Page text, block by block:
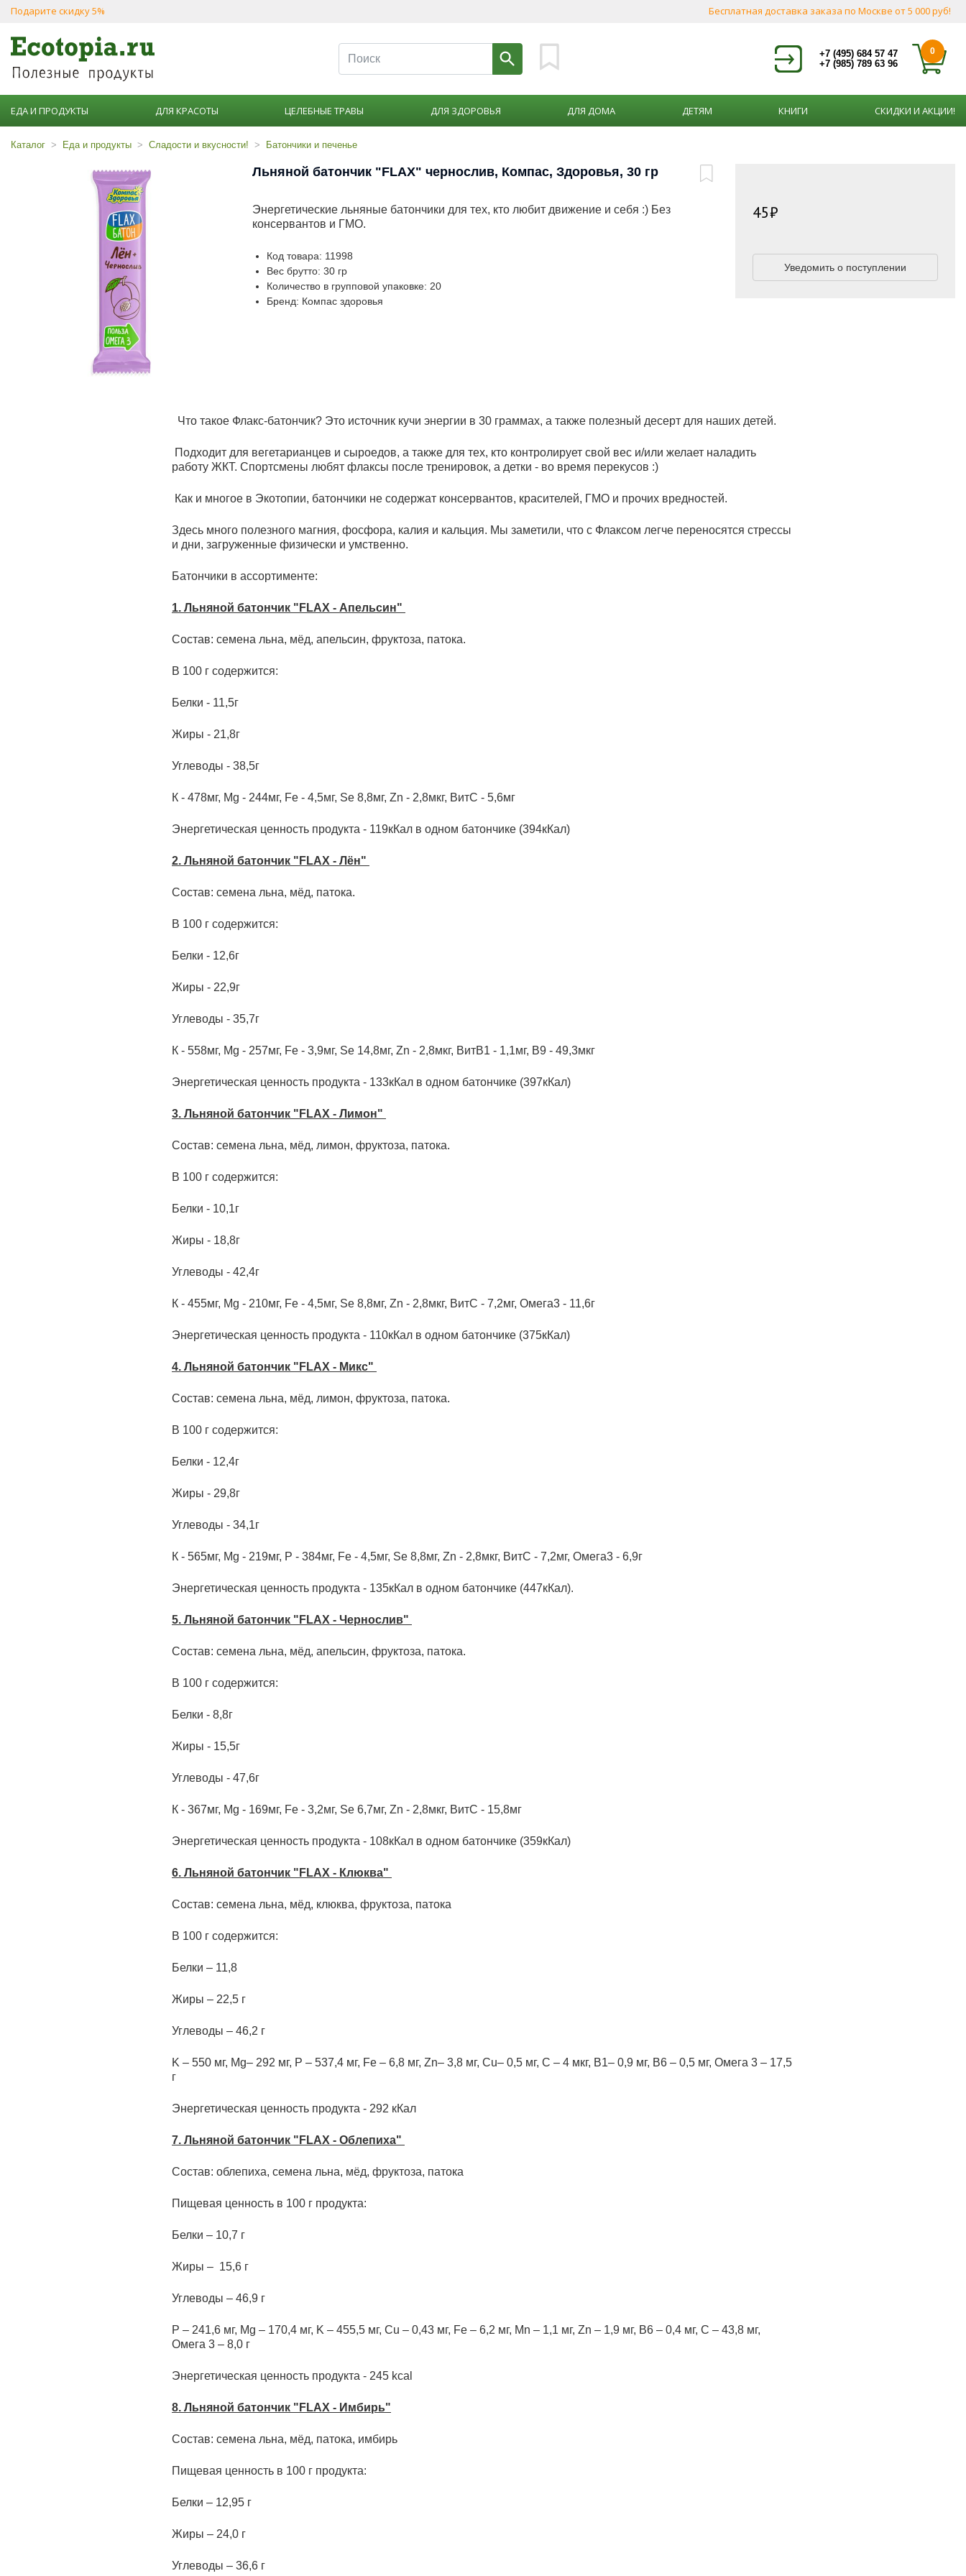
Подарите скидку 5% Бесплатная доставка заказа по Москве от 5 000 руб!
+7 (495) 684 57 47
+7 (985) 789 63 96
0
ЕДА И ПРОДУКТЫ ДЛЯ КРАСОТЫ ЦЕЛЕБНЫЕ ТРАВЫ ДЛЯ ЗДОРОВЬЯ ДЛЯ ДОМА ДЕТЯМ КНИГИ СКИДКИ И АКЦИИ!
Каталог Еда и продукты Сладости и вкусности! Батончики и печенье
Льняной батончик "FLAX" чернослив, Компас, Здоровья, 30 гр
Энергетические льняные батончики для тех, кто любит движение и себя :) Без
консервантов и ГМО.
Код товара: 11998
Вес брутто: 30 гр
Количество в групповой упаковке: 20
Бренд: Компас здоровья
45
Уведомить о поступлении
Что такое Флакс-батончик? Это источник кучи энергии в 30 граммах, а также полезный десерт для наших детей.
Подходит для вегетарианцев и сыроедов, а также для тех, кто контролирует свой веc и/или желает наладить
работу ЖКТ. Спортсмены любят флаксы после тренировок, а детки - во время перекусов :)
Как и многое в Экотопии, батончики не содержат консервантов, красителей, ГМО и прочих вредностей.
Здесь много полезного магния, фосфора, калия и кальция. Мы заметили, что с Флаксом легче переносятся стрессы
и дни, загруженные физически и умственно.
Батончики в ассортименте:
1. Льняной батончик "FLAX - Апельсин"
Состав: семена льна, мёд, апельсин, фруктоза, патока.
В 100 г содержится:
Белки - 11,5г
Жиры - 21,8г
Углеводы - 38,5г
К - 478мг, Mg - 244мг, Fe - 4,5мг, Se 8,8мг, Zn - 2,8мкг, ВитС - 5,6мг
Энергетическая ценность продукта - 119кКал в одном батончике (394кКал)
2. Льняной батончик "FLAX - Лён"
Состав: семена льна, мёд, патока.
В 100 г содержится:
Белки - 12,6г
Жиры - 22,9г
Углеводы - 35,7г
К - 558мг, Mg - 257мг, Fe - 3,9мг, Se 14,8мг, Zn - 2,8мкг, ВитВ1 - 1,1мг, В9 - 49,3мкг
Энергетическая ценность продукта - 133кКал в одном батончике (397кКал)
3. Льняной батончик "FLAX - Лимон"
Состав: семена льна, мёд, лимон, фруктоза, патока.
В 100 г содержится:
Белки - 10,1г
Жиры - 18,8г
Углеводы - 42,4г
К - 455мг, Mg - 210мг, Fe - 4,5мг, Se 8,8мг, Zn - 2,8мкг, ВитС - 7,2мг, Омега3 - 11,6г
Энергетическая ценность продукта - 110кКал в одном батончике (375кКал)
4. Льняной батончик "FLAX - Микс"
Состав: семена льна, мёд, лимон, фруктоза, патока.
В 100 г содержится:
Белки - 12,4г
Жиры - 29,8г
Углеводы - 34,1г
К - 565мг, Mg - 219мг, Р - 384мг, Fe - 4,5мг, Se 8,8мг, Zn - 2,8мкг, ВитС - 7,2мг, Омега3 - 6,9г
Энергетическая ценность продукта - 135кКал в одном батончике (447кКал).
5. Льняной батончик "FLAX - Чернослив"
Состав: семена льна, мёд, апельсин, фруктоза, патока.
В 100 г содержится:
Белки - 8,8г
Жиры - 15,5г
Углеводы - 47,6г
К - 367мг, Mg - 169мг, Fe - 3,2мг, Se 6,7мг, Zn - 2,8мкг, ВитС - 15,8мг
Энергетическая ценность продукта - 108кКал в одном батончике (359кКал)
6. Льняной батончик "FLAX - Клюква"
Состав: семена льна, мёд, клюква, фруктоза, патока
В 100 г содержится:
Белки – 11,8
Жиры – 22,5 г
Углеводы – 46,2 г
K – 550 мг, Mg– 292 мг, P – 537,4 мг, Fe – 6,8 мг, Zn– 3,8 мг, Сu– 0,5 мг, C – 4 мкг, B1– 0,9 мг, B6 – 0,5 мг, Омега 3 – 17,5
г
Энергетическая ценность продукта - 292 кКал
7. Льняной батончик "FLAX - Облепиха"
Состав: облепиха, семена льна, мёд, фруктоза, патока
Пищевая ценность в 100 г продукта:
Белки – 10,7 г
Жиры – 15,6 г
Углеводы – 46,9 г
P – 241,6 мг, Mg – 170,4 мг, K – 455,5 мг, Cu – 0,43 мг, Fe – 6,2 мг, Mn – 1,1 мг, Zn – 1,9 мг, B6 – 0,4 мг, C – 43,8 мг,
Омега 3 – 8,0 г
Энергетическая ценность продукта - 245 kcal
8. Льняной батончик "FLAX - Имбирь"
Состав: семена льна, мёд, патока, имбирь
Пищевая ценность в 100 г продукта:
Белки – 12,95 г
Жиры – 24,0 г
Углеводы – 36,6 г